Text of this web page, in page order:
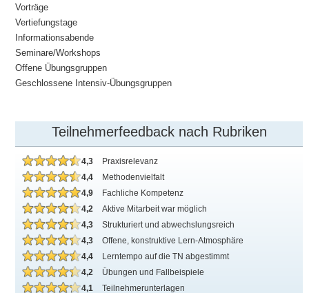
Vorträge
Vertiefungstage
Informationsabende
Seminare/Workshops
Offene Übungsgruppen
Geschlossene Intensiv-Übungsgruppen
Teilnehmerfeedback nach Rubriken
4,3
Praxisrelevanz
4,4
Methodenvielfalt
4,9
Fachliche Kompetenz
4,2
Aktive Mitarbeit war möglich
4,3
Strukturiert und abwechslungsreich
4,3
Offene, konstruktive Lern-Atmosphäre
4,4
Lerntempo auf die TN abgestimmt
4,2
Übungen und Fallbeispiele
4,1
Teilnehmerunterlagen